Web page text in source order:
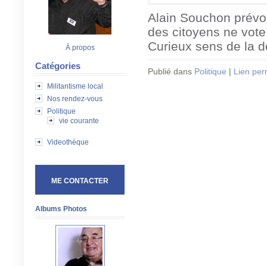
À propos
Catégories
Militantisme local
Nos rendez-vous
Politique
vie courante
Videothèque
ME CONTACTER
Albums Photos
Alain Souchon
des citoyens ne
Curieux sens de la
Publié dans Politique Lien